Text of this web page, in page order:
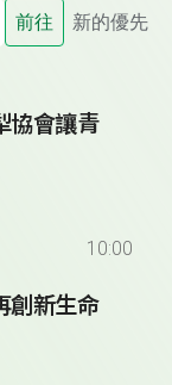
前往 新的優先
協會讓青
10:00
創新生命